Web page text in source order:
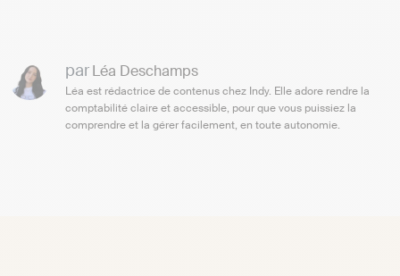
parLéa Deschamps
Léa est rédactrice de contenus chez Indy. Elle adore rendre la
comptabilité claire et accessible, pour que vous puissiez la
comprendre et la gérer facilement, en toute autonomie.